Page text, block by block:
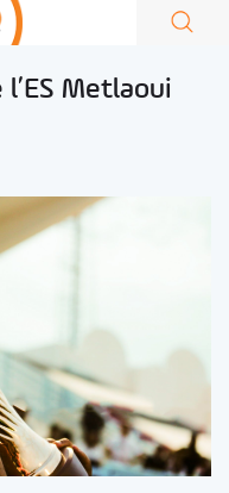
Metlaoui